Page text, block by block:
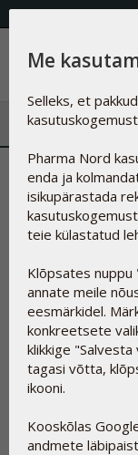
Menüü
Toeta
taimse
Toeta oma
vitamiiniga
Pharma Nordi
vitamiini
Me
Selleks, et
Pharma Nord
enda ja
isikupärastada
teie külastatud
Klõpsates nuppu
annate meile
eesmärkidel.
konkreetsete
klikkige "Salvesta
tagasi võtta,
ikooni.
Kooskõlas
andmete